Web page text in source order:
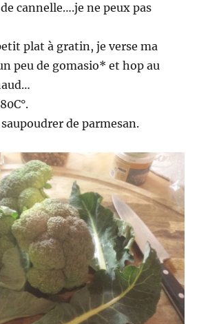
cannelle….je ne peux pas
plat à gratin, je verse ma
peu de gomasio* et hop au
de parmesan.